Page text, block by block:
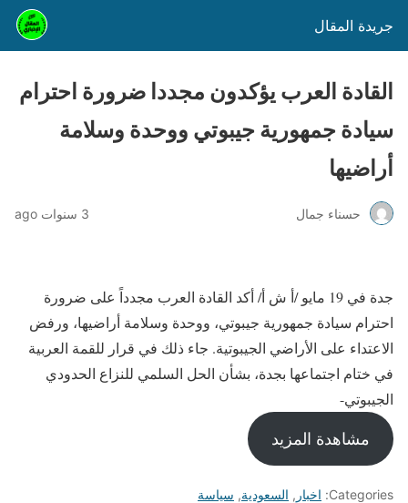
جريدة المقال
القادة العرب يؤكدون مجددا ضرورة احترام
سيادة جمهورية جيبوتي ووحدة وسلامة
أراضيها
حسناء جمال 3 سنوات ago
جدة في 19 مايو /أ ش أ/ أكد القادة العرب مجدداً على ضرورة
احترام سيادة جمهورية جيبوتي، ووحدة وسلامة أراضيها، ورفض
الاعتداء على الأراضي الجيبوتية. جاء ذلك في قرار للقمة العربية
في ختام اجتماعها بجدة، بشأن الحل السلمي للنزاع الحدودي
الجيبوتي-
مشاهدة المزيد
Categories: اخبار , السعودية, سياسة